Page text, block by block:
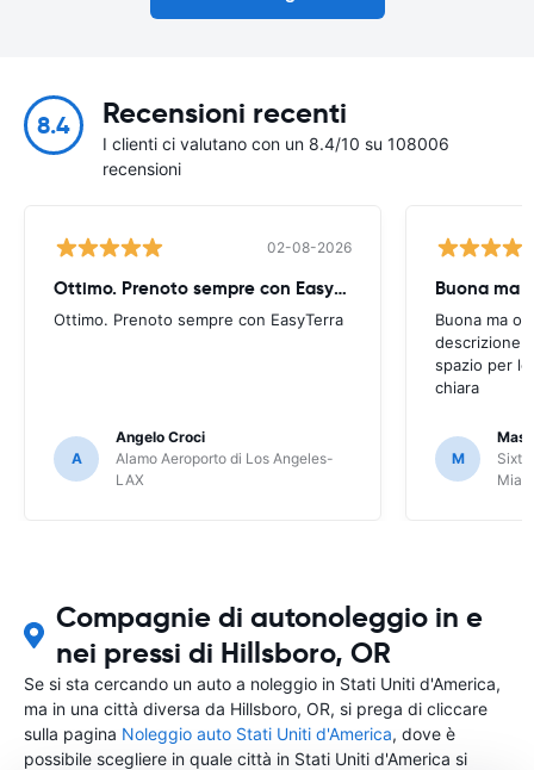
8.4 Recensioni recenti
I clienti ci valutano con un 8.4/10 su 108006
recensioni
02-08-2026
Ottimo. Prenoto sempre con EasyTerra
Ottimo. Prenoto sempre con EasyTerra
A
Angelo Croci
Alamo Aeroporto di Los Angeles-
LAX
Buona ma
Buona ma
descrizione
spazio per
chiara
M
Sixt
Compagnie di autonoleggio in e
nei pressi di Hillsboro, OR
Se si sta cercando un auto a noleggio in Stati Uniti d'America,
ma in una città diversa da Hillsboro, OR, si prega di cliccare
sulla pagina Noleggio auto Stati Uniti d'America, dove è
possibile scegliere in quale città in Stati Uniti d'America si